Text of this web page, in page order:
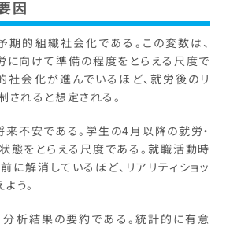
因
期的組織社会化である。この変数は、
向けて準備の程度をとらえる尺度で
社会化が進んでいるほど、就労後のリ
されると想定される。
不安である。学生の4月以降の就労・
態をとらえる尺度である。就職活動時
解消しているほど、リアリティショッ
う。
分析結果の要約である。統計的に有意